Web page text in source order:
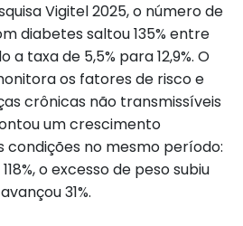
Vigitel 2025, o número de
diabetes saltou 135% entre
a taxa de 5,5% para 12,9%. O
os fatores de risco e
crônicas não transmissíveis
um crescimento
condições no mesmo período:
o excesso de peso subiu
31%.